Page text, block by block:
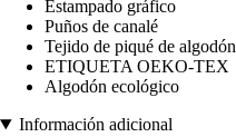
Estampado gráfico
Puños de canalé
Tejido de piqué de algodón
ETIQUETA OEKO-TEX
Algodón ecológico
Información adicional